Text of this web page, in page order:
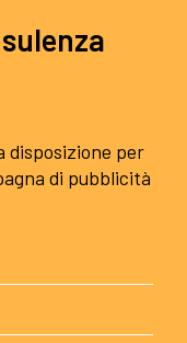
disposizione per
di pubblicità